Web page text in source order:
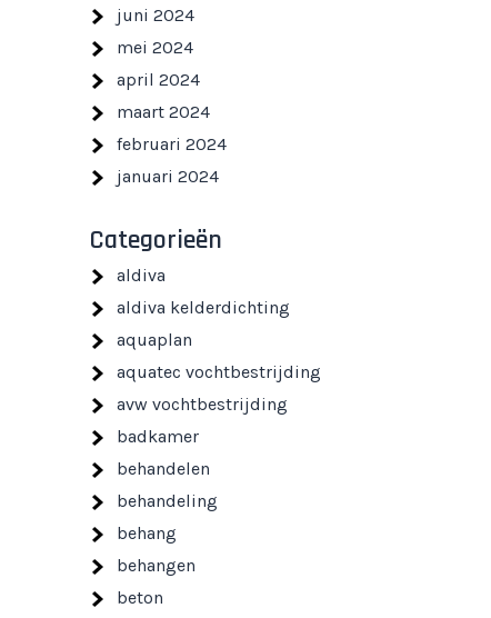
juni 2024
mei 2024
april 2024
maart 2024
februari 2024
januari 2024
Categorieën
aldiva
aldiva kelderdichting
aquaplan
aquatec vochtbestrijding
avw vochtbestrijding
badkamer
behandelen
behandeling
behang
behangen
beton